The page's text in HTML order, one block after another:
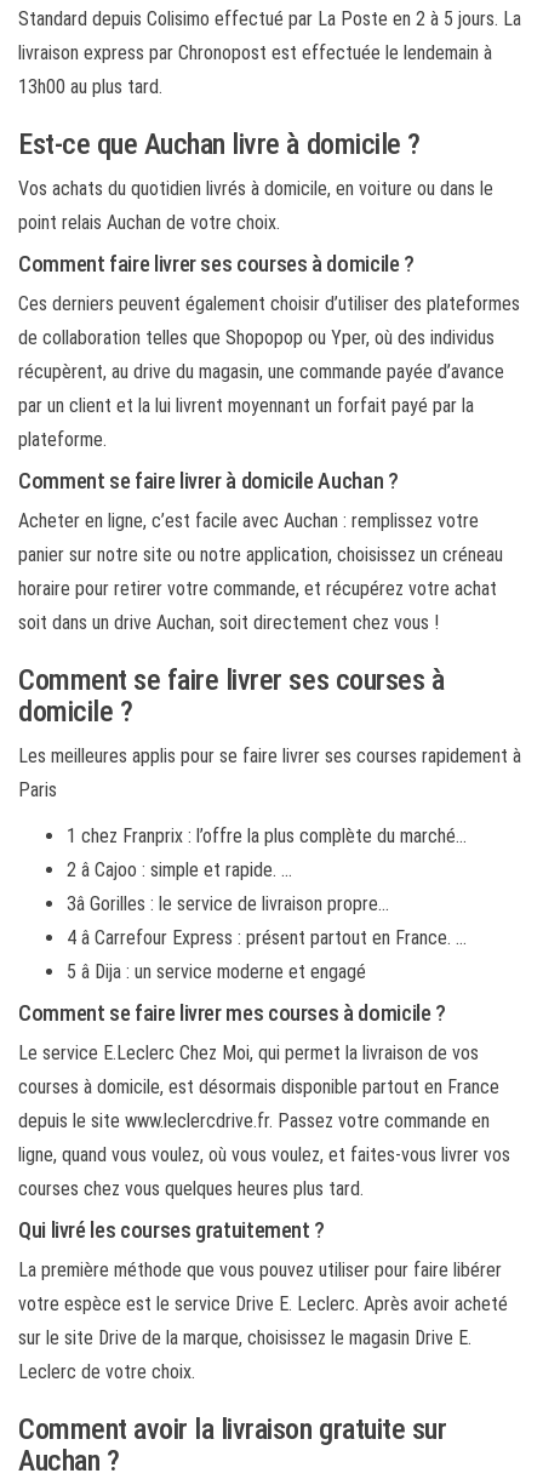
Standard depuis Colisimo effectué par La Poste en 2 à 5 jours. La
livraison express par Chronopost est effectuée le lendemain à
13h00 au plus tard.
Est-ce que Auchan livre à domicile ?
Vos achats du quotidien livrés à domicile, en voiture ou dans le
point relais Auchan de votre choix.
Comment faire livrer ses courses à domicile ?
Ces derniers peuvent également choisir d’utiliser des plateformes
de collaboration telles que Shopopop ou Yper, où des individus
récupèrent, au drive du magasin, une commande payée d’avance
par un client et la lui livrent moyennant un forfait payé par la
plateforme.
Comment se faire livrer à domicile Auchan ?
Acheter en ligne, c’est facile avec Auchan : remplissez votre
panier sur notre site ou notre application, choisissez un créneau
horaire pour retirer votre commande, et récupérez votre achat
soit dans un drive Auchan, soit directement chez vous !
Comment se faire livrer ses courses à
domicile ?
Les meilleures applis pour se faire livrer ses courses rapidement à
Paris
1 chez Franprix : l’offre la plus complète du marché…
2 â Cajoo : simple et rapide. …
3â Gorilles : le service de livraison propre…
4 â Carrefour Express : présent partout en France. …
5 â Dija : un service moderne et engagé
Comment se faire livrer mes courses à domicile ?
Le service E.Leclerc Chez Moi, qui permet la livraison de vos
courses à domicile, est désormais disponible partout en France
depuis le site www.leclercdrive.fr. Passez votre commande en
ligne, quand vous voulez, où vous voulez, et faites-vous livrer vos
courses chez vous quelques heures plus tard.
Qui livré les courses gratuitement ?
La première méthode que vous pouvez utiliser pour faire libérer
votre espèce est le service Drive E. Leclerc. Après avoir acheté
sur le site Drive de la marque, choisissez le magasin Drive E.
Leclerc de votre choix.
Comment avoir la livraison gratuite sur
Auchan ?